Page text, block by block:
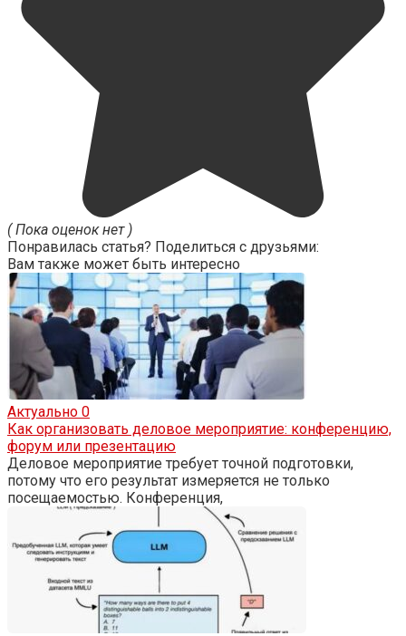
( Пока оценок нет )
Понравилась статья? Поделиться с друзьями:
Вам также может быть интересно
Актуально 0
Как организовать деловое мероприятие: конференцию,
форум или презентацию
Деловое мероприятие требует точной подготовки,
потому что его результат измеряется не только
посещаемостью. Конференция,